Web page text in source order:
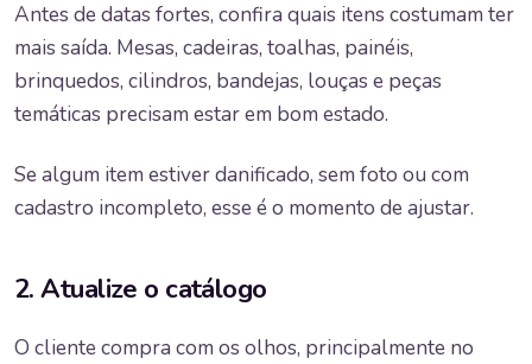
Antes de datas fortes, confira quais itens costumam ter
mais saída. Mesas, cadeiras, toalhas, painéis,
brinquedos, cilindros, bandejas, louças e peças
temáticas precisam estar em bom estado.
Se algum item estiver danificado, sem foto ou com
cadastro incompleto, esse é o momento de ajustar.
2. Atualize o catálogo
O cliente compra com os olhos, principalmente no